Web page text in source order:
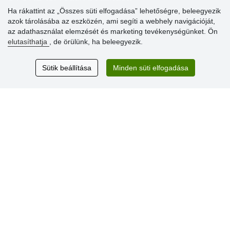
Vásárlók
értékelése
Excellent service
Thank you.
Ha rákattint az „Összes süti elfogadása” lehetőségre, beleegyezik
azok tárolásába az eszközén, ami segíti a webhely navigációját,
az adathasználat elemzését és marketing tevékenységünket. Ön
elutasíthatja
, de örülünk, ha beleegyezik.
Sütik beállítása Minden süti elfogadása